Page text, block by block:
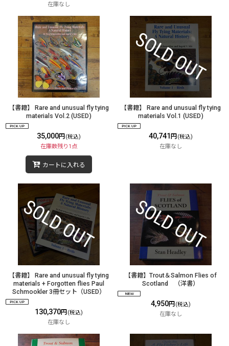
在庫なし
【書籍】 Rare and unusual fly tying
materials Vol.2 (USED)
35,000円 (税込)
在庫数残り1点
カートに入れる
【書籍】 Rare and unusual fly tying
materials Vol.1 (USED)
40,741 円 (税込)
在庫なし
【書籍】 Rare and unusual fly tying
materials + Forgotten flies Paul
Schmookler 3冊セット（USED）
130,370円 (税込)
在庫なし
【書籍】Trout＆Salmon Flies of
Scotland （洋書）
4,950円 (税込)
在庫なし